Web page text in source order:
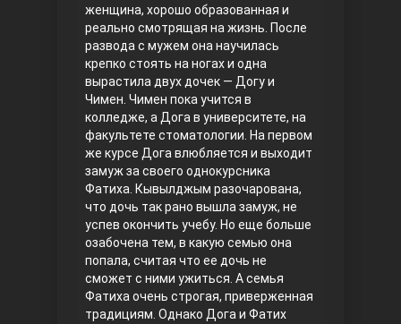
Правосyдие
Любовь напрокат
женщина, хорошо образованная и
реально смотрящая на жизнь. После
развода с мужем она научилась
крепко стоять на ногах и одна
вырастила двух дочек — Догу и
Чимен. Чимен пока учится в
колледже, а Дога в университете, на
факультете стоматологии. На первом
же курсе Дога влюбляется и выходит
замуж за своего однокурсника
Фатиха. Кывылджым разочарована,
что дочь так рано вышла замуж, не
успев окончить учебу. Но еще больше
озабочена тем, в какую семью она
попала, считая что ее дочь не
сможет с ними ужиться. А семья
Фатиха очень строгая, приверженная
традициям. Однако Дога и Фатих